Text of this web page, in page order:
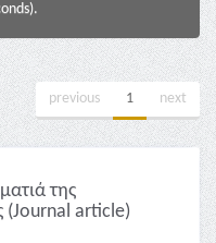
previous 1 next
της
(Journal article)